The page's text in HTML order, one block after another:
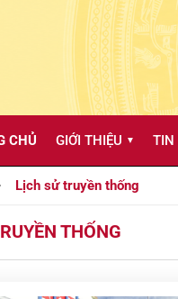
CHỦ GIỚI THIỆU ▼ TIN
Lịch sử truyền thống
THỐNG